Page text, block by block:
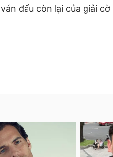
đấu còn lại của giải cờ